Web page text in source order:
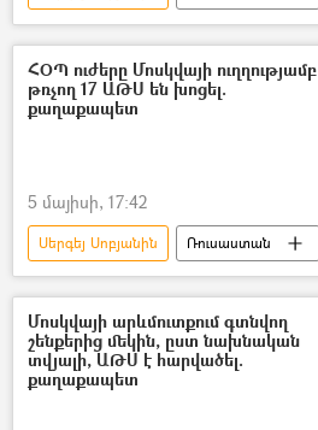
անօդաչու թռչող սարք (ԱԹՍ)
ՀՕՊ ուժերը Մոսկվայի ուղղությամբ
թռչող 17 ԱԹՍ են խոցել.
քաղաքապետ
5 մայիսի, 17:42
Սերգեյ Սոբյանին Ռուսաստան
անօդաչու թռչող սարք (ԱԹՍ)
Մոսկվայի արևմուտքում գտնվող
շենքերից մեկին, ըստ նախնական
տվյալի, ԱԹՍ է հարվածել.
քաղաքապետ